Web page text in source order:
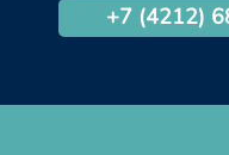
+7 (4212)